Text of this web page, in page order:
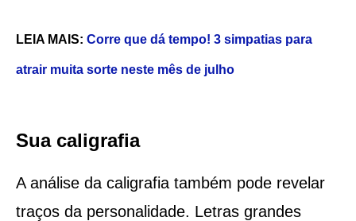
LEIA MAIS: Corre que dá tempo! 3 simpatias para
atrair muita sorte neste mês de julho
Sua caligrafia
A análise da caligrafia também pode revelar
traços da personalidade. Letras grandes